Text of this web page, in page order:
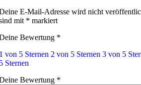
E-Mail-Adresse wird nicht
mit * markiert
Bewertung *
von 5 Sternen 2 von 5 Sternen 3 von 5
Sternen
Bewertung *